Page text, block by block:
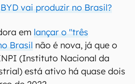
vai produzir no Brasil?
em lançar o "três
Brasil não é nova, já que o
(Instituto Nacional da
está ativo há quase dois